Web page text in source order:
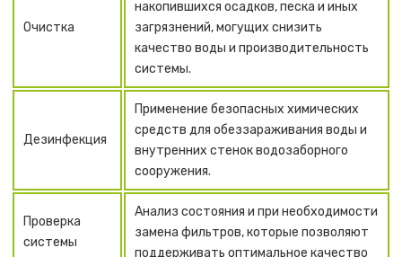
Очистка
накопившихся осадков, песка и иных
загрязнений, могущих снизить
качество воды и производительность
системы.
Дезинфекция
Применение безопасных химических
средств для обеззараживания воды и
внутренних стенок водозаборного
сооружения.
Проверка
системы
Анализ состояния и при необходимости
замена фильтров, которые позволяют
поддерживать оптимальное качество